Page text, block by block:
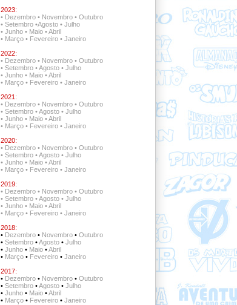
2023:
• Dezembro• Novembro• Outubro
• Setembro•Agosto• Julho
• Junho• Maio•Abril
• Março• Fevereiro• Janeiro
2022:
• Dezembro • Novembro• Outubro
• Setembro •Agosto• Julho
• Junho• Maio•Abril
• Março• Fevereiro• Janeiro
2021:
• Dezembro • Novembro • Outubro
• Setembro•Agosto• Julho
• Junho• Maio•Abril
• Março• Fevereiro• Janeiro
2020:
• Dezembro• Novembro• Outubro
• Setembro•Agosto• Julho
• Junho• Maio•Abril
• Março• Fevereiro• Janeiro
2019:
• Dezembro• Novembro• Outubro
• Setembro•Agosto• Julho
• Junho• Maio•Abril
• Março• Fevereiro• Janeiro
2018:
• Dezembro• Novembro• Outubro
• Setembro•Agosto• Julho
• Junho• Maio•Abril
• Março• Fevereiro• Janeiro
2017:
• Dezembro• Novembro• Outubro
• Setembro•Agosto• Julho
• Junho• Maio•Abril
• Março• Fevereiro• Janeiro